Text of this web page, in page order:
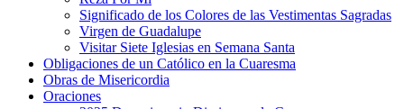
Significado de los Colores de las Vestimentas Sagradas
Virgen de Guadalupe
Visitar Siete Iglesias en Semana Santa
Obligaciones de un Católico en la Cuaresma
Obras de Misericordia
Oraciones